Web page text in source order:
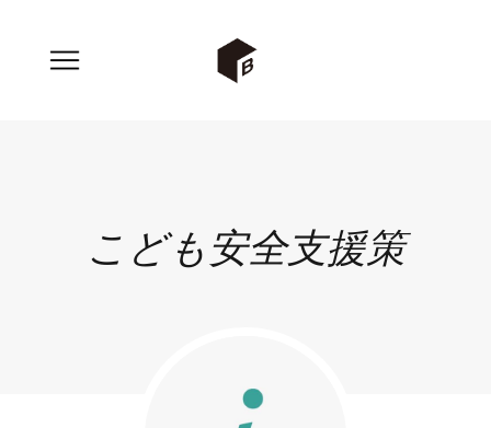
こども安全支援策